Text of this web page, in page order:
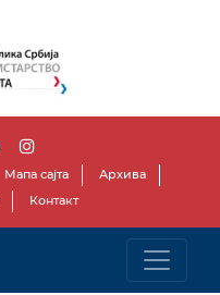
Мапа сајта
Архива
Контакт